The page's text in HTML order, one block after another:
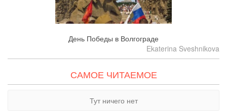
День Победы в Волгограде
Ekaterina Sveshnikova
САМОЕ ЧИТАЕМОЕ
Тут ничего нет